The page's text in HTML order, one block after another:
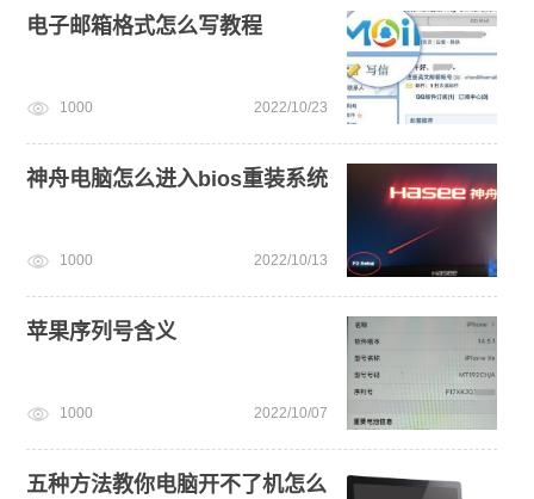
电子邮箱格式怎么写教程
1000 2022/10/23
神舟电脑怎么进入bios重装系统
1000 2022/10/13
苹果序列号含义
1000 2022/10/07
五种方法教你电脑开不了机怎么